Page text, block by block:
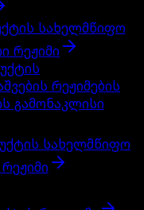
სახელმწიფო
რეჟიმი
რეჟიმების
გამონაკლისი
სახელმწიფო